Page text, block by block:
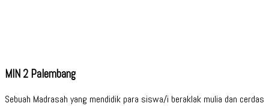
MIN 2 Palembang
Sebuah Madrasah yang mendidik para siswa/i beraklak mulia dan cerdas